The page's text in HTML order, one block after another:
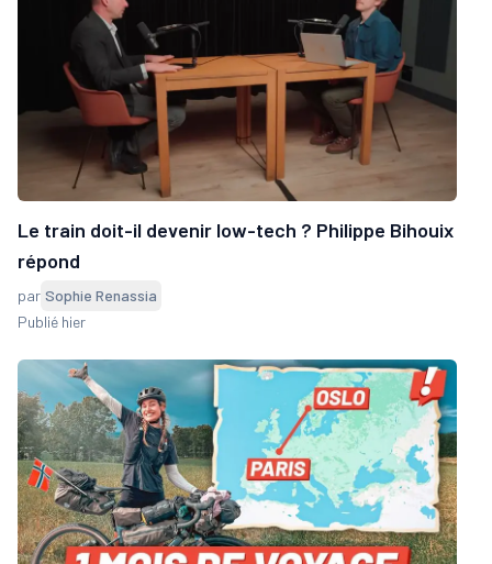
Le train doit-il devenir low-tech ? Philippe Bihouix
répond
par Sophie Renassia
Publié hier